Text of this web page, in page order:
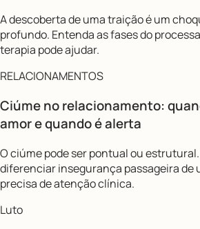
A descoberta de uma traição é um
profundo. Entenda as fases do
terapia pode ajudar.
RELACIONAMENTOS
Ciúme no relacionamento:
amor e quando é alerta
O ciúme pode ser pontual ou
diferenciar insegurança passageira de
precisa de atenção clínica.
Luto